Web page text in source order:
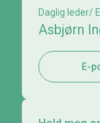
Daglig leder/
Asbjørn
E-